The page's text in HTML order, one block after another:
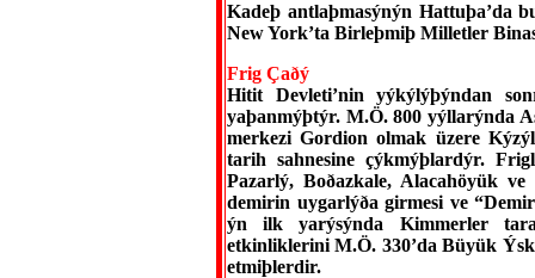
Kadeþ antlaþmasýnýn Hattuþa’da
New York’ta Birleþmiþ Milletler
Frig Çaðý
Hitit Devleti’nin yýkýlýþýndan
yaþanmýþtýr. M.Ö. 800 yýllarýnda
merkezi Gordion olmak üzere
tarih sahnesine çýkmýþlardýr.
Pazarlý, Boðazkale, Alacahöyük
demirin uygarlýða girmesi ve
ýn ilk yarýsýnda Kimmerler
etkinliklerini M.Ö. 330’da Büyük
etmiþlerdir.